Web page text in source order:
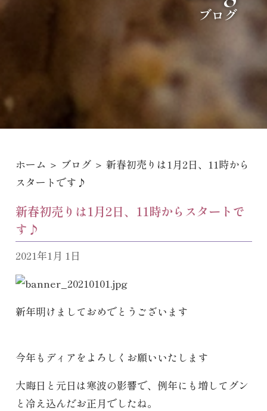
ブログ
ホーム ＞ ブログ＞ 新春初売りは1月2日、11時から
スタートです♪
新春初売りは1月2日、11時からスタートで
す♪
2021年1月 1日
新年明けましておめでとうございます
今年もディアをよろしくお願いいたします
大晦日と元日は寒波の影響で、例年にも増してグン
と冷え込んだお正月でしたね。